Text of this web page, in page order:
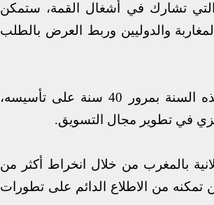
التي تشارك في أشغال القمة، ستمكن
والدوليين وربط العرض بالطلب
وشدد على أن تجمع المعلنين في المغرب، الذي احتفل هذه السنة بمرور 40 سنة على تأسيسه،
في تطوير مجال التسويق.
الإعلانية بالمغرب من خلال انخراط أكثر من
تمكنه من الاطلاع الدائم على تطورات